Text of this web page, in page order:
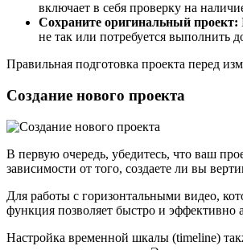
включает в себя проверку на
Сохраните оригинальный проект:
не так или потребуется выполнить
Правильная подготовка проекта перед
Создание нового проекта
В первую очередь, убедитесь, что ваш
зависимости от того, создаете ли вы
Для работы с горизонтальными видео,
функция позволяет быстро и
Настройка временной шкалы (timeline)